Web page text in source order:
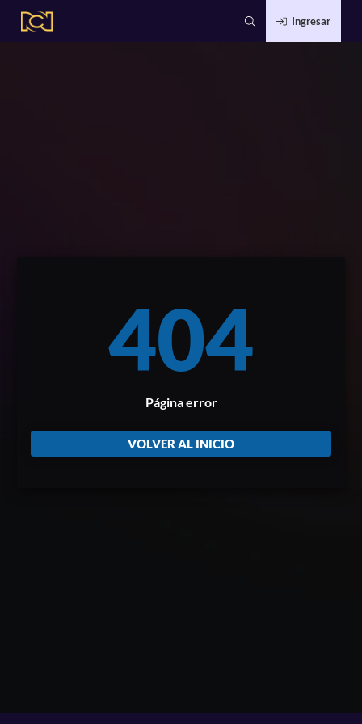
Ingresar
404
Página error
VOLVER AL INICIO